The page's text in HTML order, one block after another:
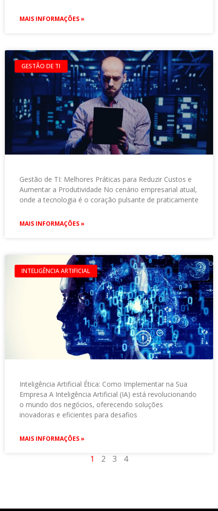
MAIS INFORMAÇÕES »
GESTÃO DE TI
Gestão de TI: Melhores Práticas para Reduzir Custos e
Aumentar a Produtividade No cenário empresarial atual,
onde a tecnologia é o coração pulsante de praticamente
MAIS INFORMAÇÕES »
INTELIGÊNCIA ARTIFICIAL
Inteligência Artificial Ética: Como Implementar na Sua
Empresa A Inteligência Artificial (IA) está revolucionando
o mundo dos negócios, oferecendo soluções
inovadoras e eficientes para desafios
MAIS INFORMAÇÕES »
1 2 3 4